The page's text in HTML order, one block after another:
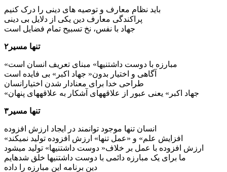
باید نظام معارف و توصیه ­های دینی را درک کنیم
پراکندگی معارف دین یکی از دلایل بی دینی
جهاد با نفس، نخ تسبیح تمام فضایل است
تنها مسیر۲
«مبارزه با دوست داشتنی­ها» مبنای تعریف انسان است
آگاهی و اختیار بدون« جهاد اکبر» بی فایده است
طراحی خدا برای معنادار شدن اختیارانسان
«جهاد اکبر» یعنی عبور از علاقه­های آشکار به علاقه­های پنهان
تنها مسیر۳
انسان تنها موجود توانمند در ایجاد ارزش افزوده
«افزایش علم» و «عمل تنها» ارزش افزوده تولید نمی­کند
ارزش افزوده با عمل بر خلاف« دوست داشتنی­ها» تولید می­شود
ما برای یک مبارزه دائمی با دوست داشتنی­ها خلق شده­ایم
دین برنامه این مبارزه را داده